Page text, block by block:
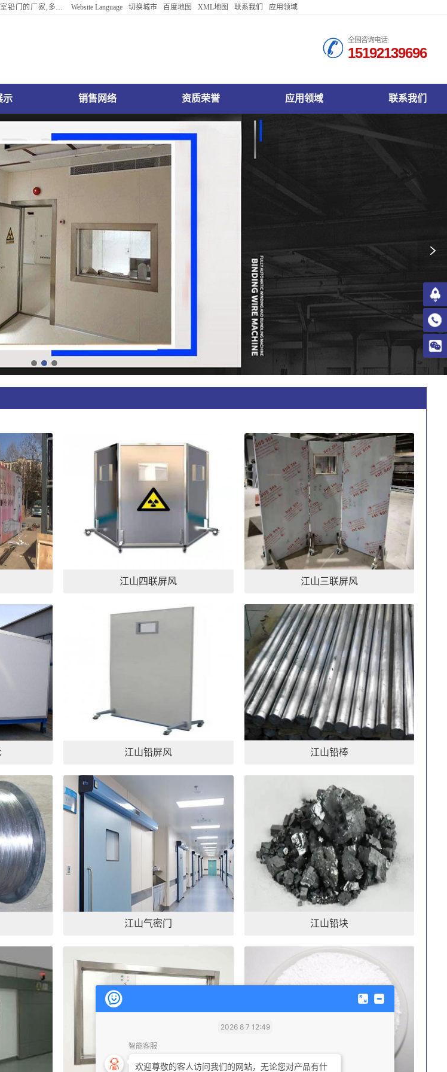
铅门的厂家,多年
Website Language
بالعربية 日本語
한국어 Italiano
ViệtName
返回默认语言
切换城市 百度地图 XML地图 联系我们 应用领域
共生
全国咨询电话:
15192139696
示
江山电动铅门公司销售网络江山电动铅门公司资质荣誉江山电动铅门公司应用领域江山电动铅门公司联系我们
江山四联屏风 江山三联屏风
江山铅屏风 江山铅棒
江山气密门 江山铅块
2026 8 7 12:49
智能客服
欢迎尊敬的客人访问我们的网站，无论您对产品有什